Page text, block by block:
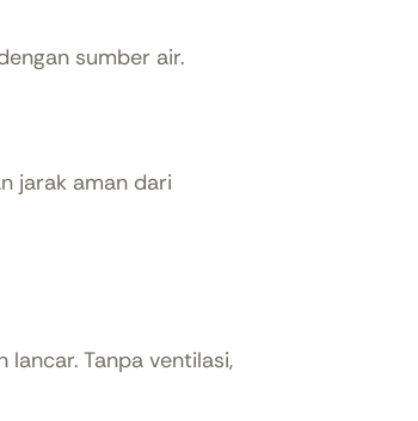
sumber air.
jarak aman dari
Tanpa ventilasi,